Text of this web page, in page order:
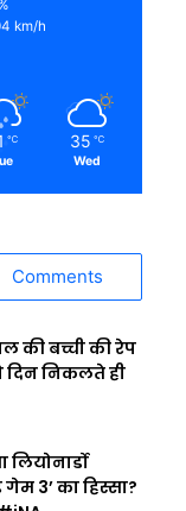
km/h
℃ 35 ℃
Wed
Comments
की बच्ची की रेप
दिन निकलते ही
गेम 3’ का हिस्सा?